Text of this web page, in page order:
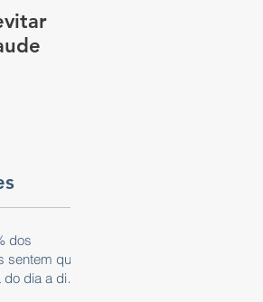
dos
sentem que
dia a dia